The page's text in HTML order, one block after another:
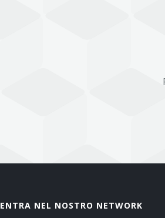
ENTRA NEL NOSTRO NETWORK